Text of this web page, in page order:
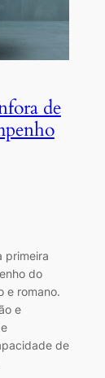
de
primeira
do
e romano.
e
de